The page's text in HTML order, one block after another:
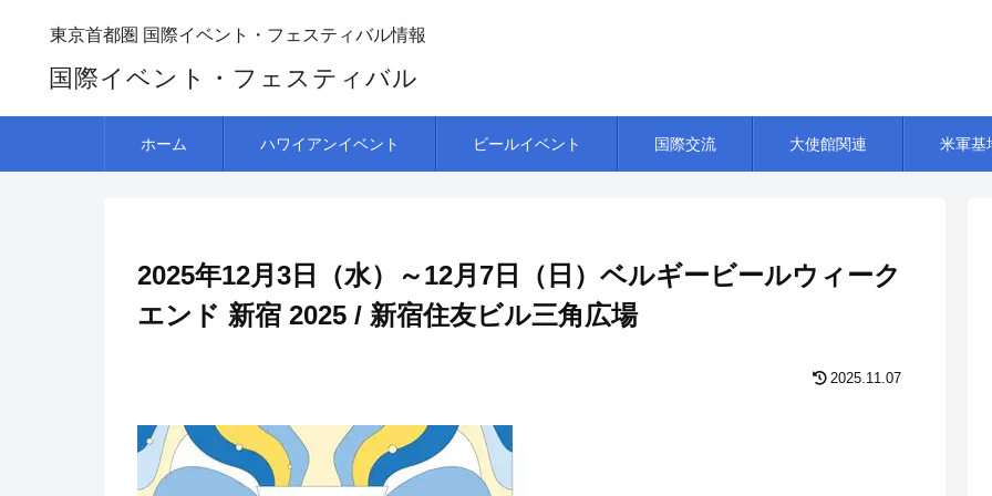
東京首都圏 国際イベント・フェスティバル情報
国際イベント・フェスティバル
ホーム ハワイアンイベント ビールイベント 国際交流 大使館関連 米軍基
2025年12月3日（水）～12月7日（日）ベルギービールウィーク
エンド 新宿 2025 / 新宿住友ビル三角広場
2025.11.07